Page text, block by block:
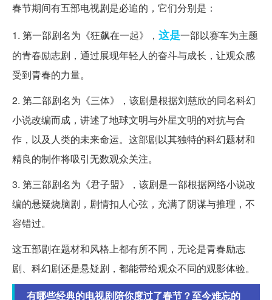
春节期间有五部电视剧是必追的，它们分别是：
1. 第一部剧名为《狂飙在一起》， 这是一部以赛车为主题
的青春励志剧，通过展现年轻人的奋斗与成长，让观众感
受到青春的力量。
2. 第二部剧名为《三体》，该剧是根据刘慈欣的同名科幻
小说改编而成，讲述了地球文明与外星文明的对抗与合
作，以及人类的未来命运。这部剧以其独特的科幻题材和
精良的制作将吸引无数观众关注。
3. 第三部剧名为《君子盟》，该剧是一部根据网络小说改
编的悬疑烧脑剧，剧情扣人心弦，充满了阴谋与推理，不
容错过。
这五部剧在题材和风格上都有所不同，无论是青春励志
剧、科幻剧还是悬疑剧，都能带给观众不同的观影体验。
有哪些经典的电视剧陪你度过了春节？至今难忘的